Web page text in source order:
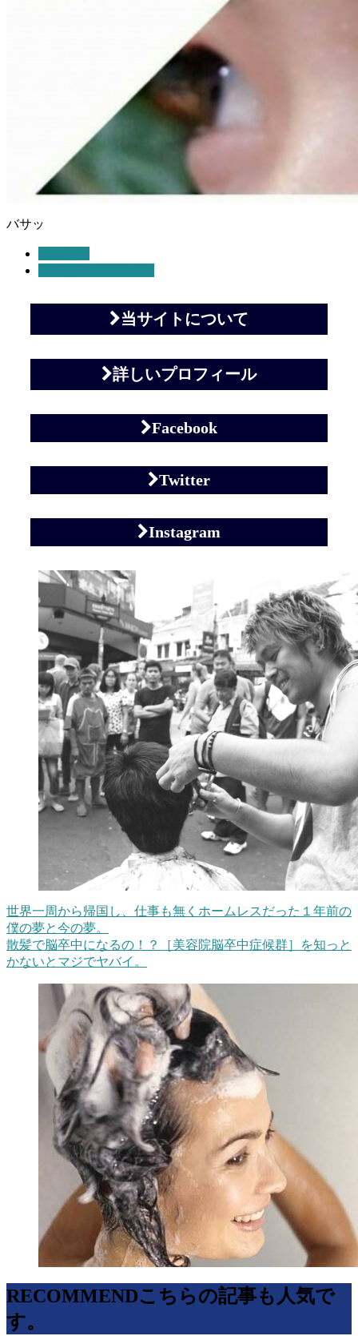
バサッ
当サイトについて
詳しいプロフィール
Facebook
Twitter
Instagram
世界一周から帰国し、仕事も無くホームレスだった１年前の
僕の夢と今の夢。
散髪で脳卒中になるの！？［美容院脳卒中症候群］を知っと
かないとマジでヤバイ。
RECOMMENDこちらの記事も人気で
す。